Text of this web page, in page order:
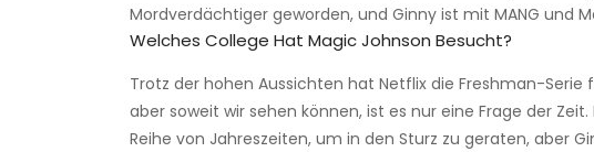
Mordverdächtiger geworden, und Ginny ist mit MANG und
Welches College Hat Magic Johnson Besucht?
Trotz der hohen Aussichten hat Netflix die Freshman-
aber soweit wir sehen können, ist es nur eine Frage der
Reihe von Jahreszeiten, um in den Sturz zu geraten, aber